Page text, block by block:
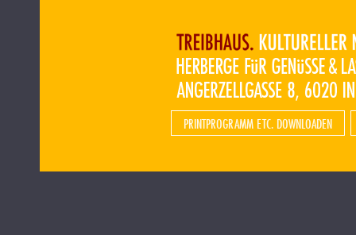
PRINTPROGRAMM ETC. DOWNLOADEN